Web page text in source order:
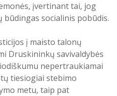
įvertinant tai, jog
socialinis pobūdis.
į maisto talonų
Druskininkų savivaldybės
nepertraukiamai
tiesiogiai stebimo
metu, taip pat